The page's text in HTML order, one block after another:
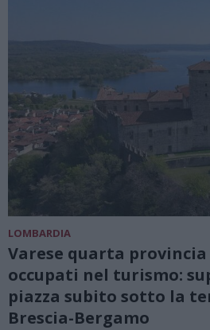
LOMBARDIA
Varese quarta
occupati nel turismo:
piazza subito sotto la
Brescia-Bergamo